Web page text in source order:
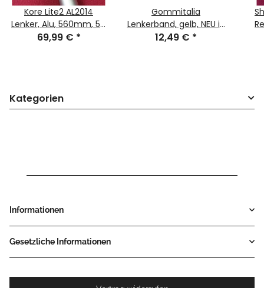
Kore Lite2 AL2014
Lenker, Alu, 560mm, 5°,
silber matt, NEU
69,99 € *
Gommitalia
Lenkerband, gelb, NEU in
Originalverpackung
12,49 € *
Kategorien
Informationen
Gesetzliche Informationen